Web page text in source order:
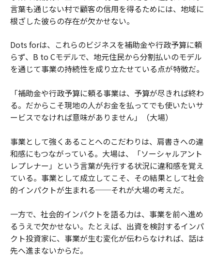
言葉も通じない村で顧客の信用を得るためには、地域に
根ざした彼らの存在が欠かせない。
Dots forは、これらのビジネスを補助金や行政予算に頼
らず、B to Cモデルで、地元住民から分割払いのモデル
を通じて事業の持続性を成り立たせている点が特徴だ。
「補助金や行政予算に頼る事業は、予算が尽きれば終わ
る。だからこそ現地の人がお金を払ってでも使いたいサ
ービスでなければ意味がありません」（大場）
事業として強くあることへのこだわりは、肩書きへの違
和感にもつながっている。大場は、「ソーシャルアント
レプレナー」という言葉が先行する状況に違和感を覚え
ている。事業として成立してこそ、その結果として社会
的インパクトが生まれる──それが大場の考えだ。
一方で、社会的インパクトを語る力は、事業を前へ進め
るうえで欠かせない。たとえば、出資を検討するインパ
クト投資家に、事業が生む変化が伝わらなければ、話は
先へ進まないからだ。